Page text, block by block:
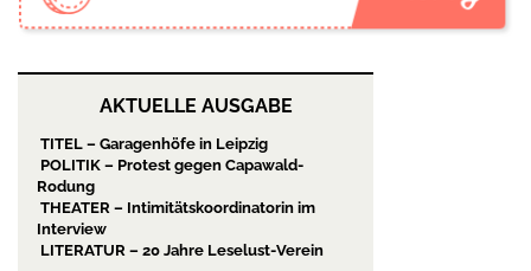
AKTUELLE AUSGABE
TITEL – Garagenhöfe in Leipzig
POLITIK – Protest gegen Capawald-
Rodung
THEATER – Intimitätskoordinatorin im
Interview
LITERATUR – 20 Jahre Leselust-Verein